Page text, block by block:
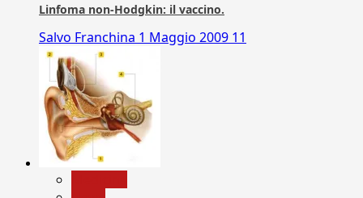
Linfoma non-Hodgkin: il vaccino.
Salvo Franchina 1 Maggio 2009 11